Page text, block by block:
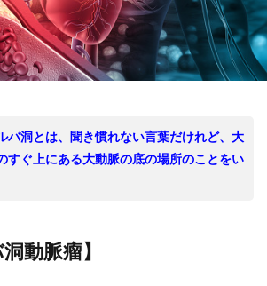
バ洞とは、聞き慣れない言葉だけれど、大
すぐ上にある大動脈の底の場所のことをい
動脈瘤】